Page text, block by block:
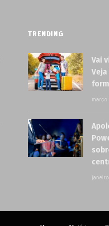
TRENDING
Vai
março